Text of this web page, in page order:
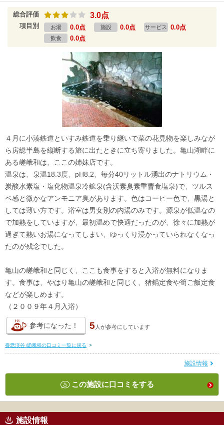
総合評価 3.0点
項目別 お湯 0.0点 施設 0.0点 サービス 0.0点
飲食 0.0点
４月に小湊鉄道といすみ鉄道を乗り継いで菜の花見物を楽しみなが
ら房総半島を縦断する旅に出たときに立ち寄りました。亀山湖畔に
ある嵯峨和は、ここの姉妹店です。
温泉は、泉温18.3度、pH8.2、毎分40リットル湧出のナトリウム・
炭酸水素塩・塩化物温泉冷鉱泉(含沃素臭素重曹食塩泉)で、ツルス
ベ感と微かなアンモニア臭があります。色はコーヒー色で、黒湯と
しては薄い方です。浴室は男女別の内湯のみです。源泉が低温なの
で加熱をしていますが、最初温めで快適だったのが、徐々に加熱が
過ぎて熱いお湯になってしまい、ゆっくり浸かっていられなくなっ
たのが残念でした。
亀山の嵯峨和と同じく、ここも食事をすると入浴が無料になりま
す。食事は、やはり亀山の嵯峨和と同じく、猪鍋定食や筍ご飯定食
などが楽しめます。
（２００９年４月入浴）
参考になった！ 5 人が参考にしています
養老渓谷 嵯峨和の口コミ一覧に戻る >
施設情報
この施設に口コミをする
施設情報